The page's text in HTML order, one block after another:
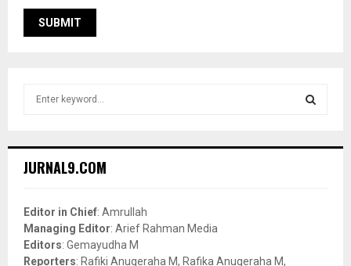
h
o
r
:
JURNAL9.COM
Editor in Chief: Amrullah
Managing Editor: Arief Rahman Media
Editors: Gemayudha M
Reporters: Rafiki Anugeraha M, Rafika Anugeraha M,